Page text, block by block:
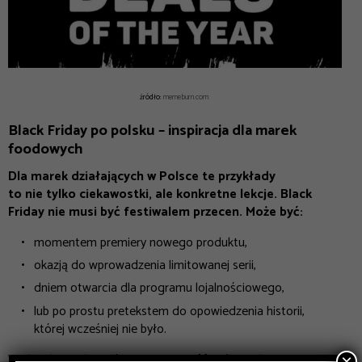
źródło: memeburn.com
Black Friday po polsku – inspiracja dla marek
foodowych
Dla marek działających w Polsce te przykłady
to nie tylko ciekawostki, ale konkretne lekcje. Black
Friday nie musi być festiwalem przecen. Może być:
momentem premiery nowego produktu,
okazją do wprowadzenia limitowanej serii,
dniem otwarcia dla programu lojalnościowego,
lub po prostu pretekstem do opowiedzenia historii,
której wcześniej nie było.